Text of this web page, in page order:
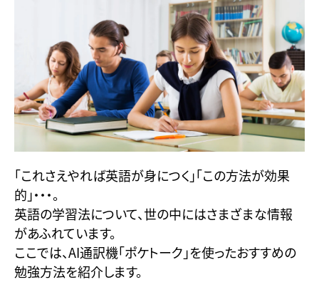
「これさえやれば英語が身につく」「この方法が効果
的」・・・。
英語の学習法について、世の中にはさまざまな情報
があふれています。
ここでは、AI通訳機「ポケトーク」を使ったおすすめの
勉強方法を紹介します。